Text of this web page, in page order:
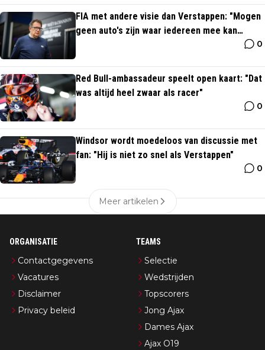
FIA met andere visie dan Verstappen: "Mogen
geen auto's zijn waar iedereen mee kan
0
Red Bull-ambassadeur speelt open kaart: "Dat
was altijd heel zwaar als racer"
0
Windsor wordt moedeloos van discussie met
fan: "Hij is niet zo snel als Verstappen"
0
Meer artikelen
ORGANISATIE
Contactgegevens
Vacatures
Disclaimer
Privacy beleid
TEAMS
Selectie
Wedstrijden
Topscorers
Jong Ajax
Dames Ajax
Ajax O19